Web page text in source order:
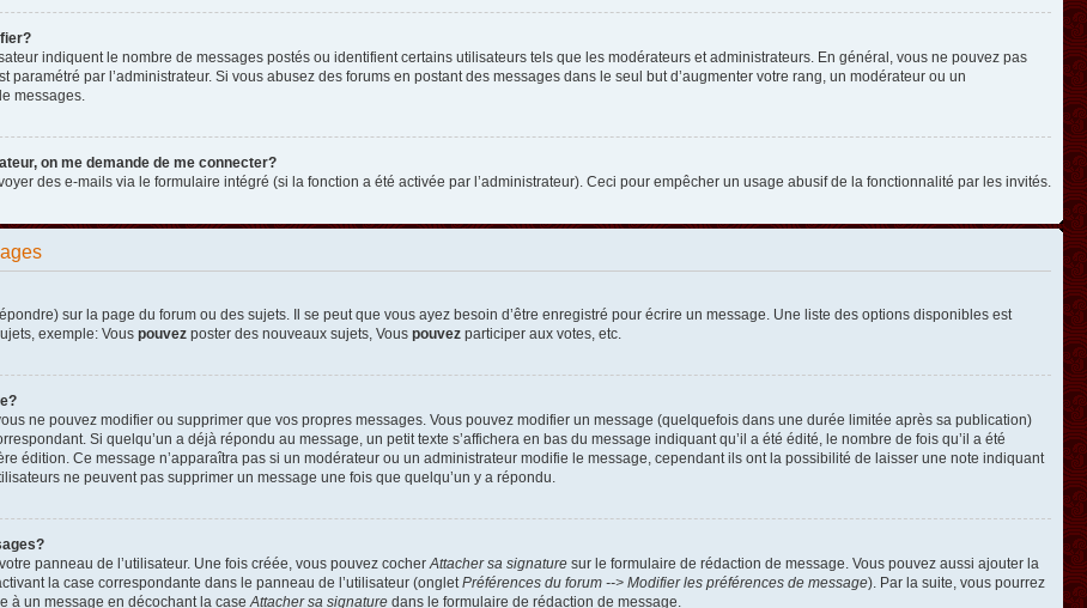
indiquent le nombre de messages postés ou identifient certains utilisateurs tels que les modérateurs et administrateurs. En général, vous ne pouvez pas
paramétré par l’administrateur. Si vous abusez des forums en postant des messages dans le seul but d’augmenter votre rang, un modérateur ou un
messages.
on me demande de me connecter?
des e-mails via le formulaire intégré (si la fonction a été activée par l’administrateur). Ceci pour empêcher un usage abusif de la fonctionnalité par les invités.
sur la page du forum ou des sujets. Il se peut que vous ayez besoin d’être enregistré pour écrire un message. Une liste des options disponibles est
exemple: Vous pouvez poster des nouveaux sujets, Vous pouvez participer aux votes, etc.
ne pouvez modifier ou supprimer que vos propres messages. Vous pouvez modifier un message (quelquefois dans une durée limitée après sa publication)
Si quelqu’un a déjà répondu au message, un petit texte s’affichera en bas du message indiquant qu’il a été édité, le nombre de fois qu’il a été
édition. Ce message n’apparaîtra pas si un modérateur ou un administrateur modifie le message, cependant ils ont la possibilité de laisser une note indiquant
ne peuvent pas supprimer un message une fois que quelqu’un y a répondu.
panneau de l’utilisateur. Une fois créée, vous pouvez cocher Attacher sa signature sur le formulaire de rédaction de message. Vous pouvez aussi ajouter la
la case correspondante dans le panneau de l’utilisateur (onglet Préférences du forum --> Modifier les préférences de message). Par la suite, vous pourrez
à un message en décochant la case Attacher sa signature dans le formulaire de rédaction de message.